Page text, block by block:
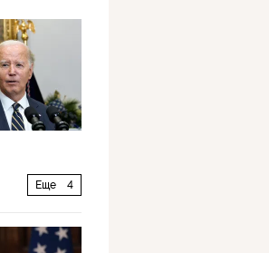
Еще 4